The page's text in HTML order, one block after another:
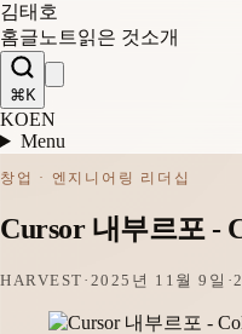
김태호
홈글 노트읽은 것소개
⌘K
KOEN
Menu
창업 · 엔지니어링 리더십
Cursor 내부르포 -
HARVEST · 2025년 11월 9일 ·